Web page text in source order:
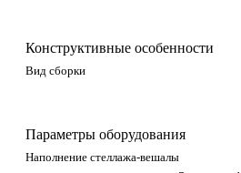
Конструктивные особенности
Вид сборки
Параметры оборудования
Наполнение стеллажа-вешалы